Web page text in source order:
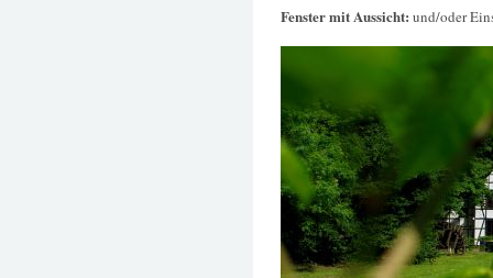
Fenster mit Aussicht: und/oder